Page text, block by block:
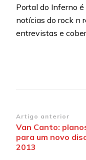
Portal do Inferno
notícias do rock n
entrevistas e
Navegação
de
post
Artigo anterior
Van Canto:
para um novo
2013